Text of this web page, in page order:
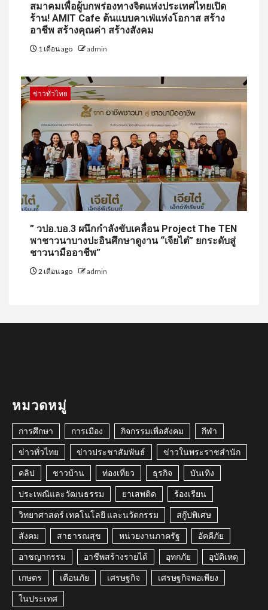
สมาคมเพื่อผู้บกพร่องทางจิตแห่งประเทศไทยเปิด
ร้าน! AMIT Cafe ต้นแบบคาเฟ่แห่งโอกาส สร้าง
อาชีพ สร้างคุณค่า สร้างสังคม
1 เดือน ago admin
ข่าวทั่วไทย
” วปอ.บอ.3 ผนึกกำลังขับเคลื่อน Project The TEN
พาชาวนาบางปะอินศึกษาดูงาน “เจียไต๋” ยกระดับสู่
ชาวนามืออาชีพ”
2 เดือน ago admin
หมวดหมู่
การศึกษา การเมือง กิจกรรมเพื่อสังคม กีฬา
ข่าวทั่วไทย ข่าวประชาสัมพันธ์ ข่าวในพระราชสำนัก
คลิป ชาวบ้าน ท่องเที่ยว ธุรกิจ บันเทิง
ประเพณีและวัฒนธรรม ยาเสพติด ร้องเรียน
วิทยาศาสตร์ เทคโนโลยี และนวัตกรรม สกู๊ปพิเศษ
สังคม สาธารณสุข หน่วยงานภาครัฐ อัคคีภัย
อาชญากรรม อาชีพสร้างรายได้ อุทกภัย อุบัติเหตุ
เกษตร เตือนภัย เศรษฐกิจ เศรษฐกิจพอเพียง
ในประเทศ